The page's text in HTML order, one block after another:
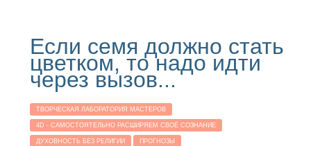
Если семя должно стать
цветком, то надо идти
через вызов...
ТВОРЧЕСКАЯ ЛАБОРАТОРИЯ МАСТЕРОВ
4D - САМОСТОЯТЕЛЬНО РАСШИРЯЕМ СВОЁ СОЗНАНИЕ
ДУХОВНОСТЬ БЕЗ РЕЛИГИИ ПРОГНОЗЫ